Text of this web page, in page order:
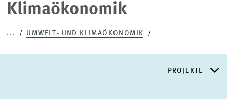
Klimaökonomik
... UMWELT- UND KLIMAÖKONOMIK
PROJEKTE